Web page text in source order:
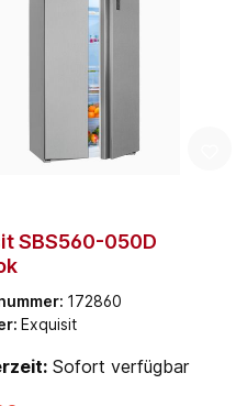
SBS560-050D
172860
Exquisit
Sofort verfügbar